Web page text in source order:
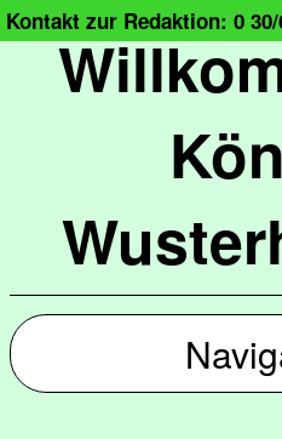
Kontakt zur Redaktion: 0 30/